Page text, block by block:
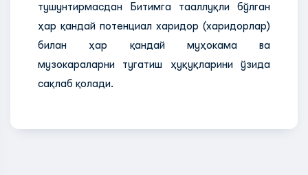
тушунтирмасдан Битимга тааллуқли бўлган
ҳар қандай потенциал харидор (харидорлар)
билан ҳар қандай муҳокама ва
музокараларни тугатиш ҳуқуқларини ўзида
сақлаб қолади.